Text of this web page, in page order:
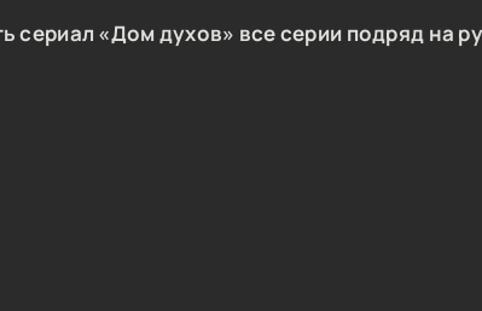
сериал «Дом духов» все серии подряд на